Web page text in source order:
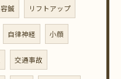
鍼 リフトアップ
自律神経 小顔
交通事故